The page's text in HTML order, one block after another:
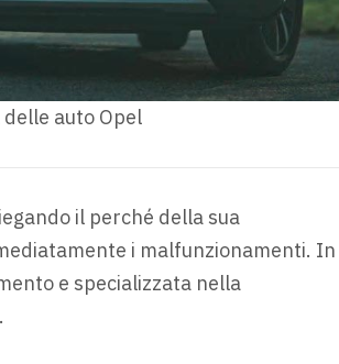
auto Opel
il perché della sua
i malfunzionamenti. In
e specializzata nella